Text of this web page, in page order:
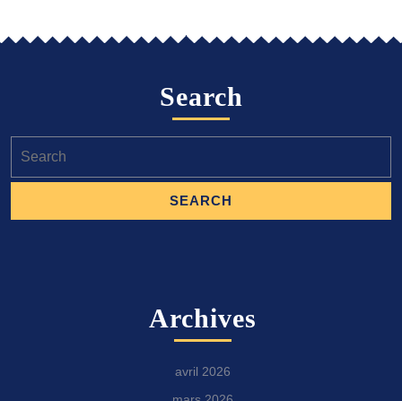
Search
for:
Archives
avril 2026